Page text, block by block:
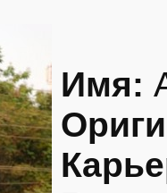
Имя: